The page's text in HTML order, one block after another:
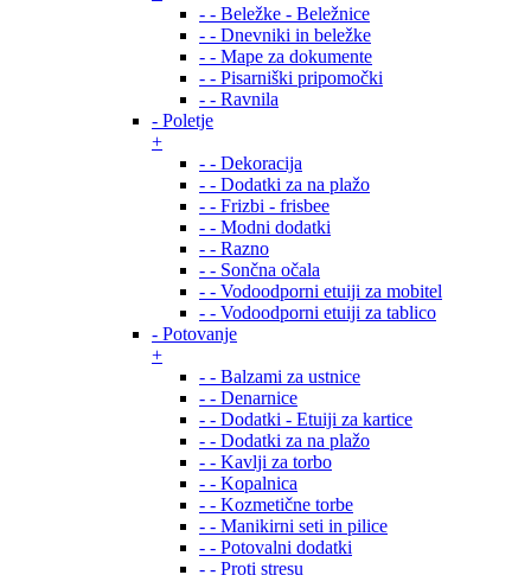
- - Beležke - Beležnice
- - Dnevniki in beležke
- - Mape za dokumente
- - Pisarniški pripomočki
- - Ravnila
- Poletje
+
- - Dekoracija
- - Dodatki za na plažo
- - Frizbi - frisbee
- - Modni dodatki
- - Razno
- - Sončna očala
- - Vodoodporni etuiji za mobitel
- - Vodoodporni etuiji za tablico
- Potovanje
+
- - Balzami za ustnice
- - Denarnice
- - Dodatki - Etuiji za kartice
- - Dodatki za na plažo
- - Kavlji za torbo
- - Kopalnica
- - Kozmetične torbe
- - Manikirni seti in pilice
- - Potovalni dodatki
- - Proti stresu